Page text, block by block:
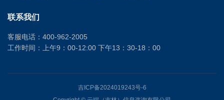
联系我们
客服电话：400-962-2005
工作时间：上午9：00-12:00 下午13：30-18：00
吉ICP备2024019243号-6